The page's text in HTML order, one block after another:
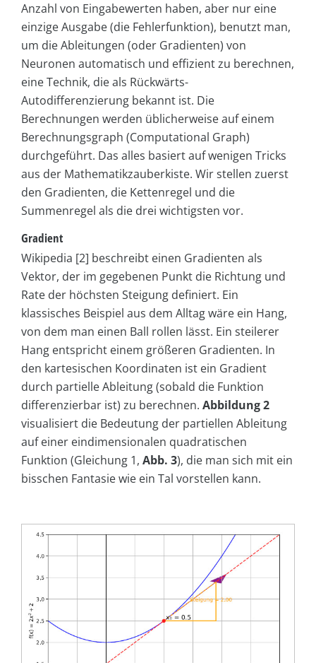
Anzahl von Eingabewerten haben, aber nur eine
einzige Ausgabe (die Fehlerfunktion), benutzt man,
um die Ableitungen (oder Gradienten) von
Neuronen automatisch und effizient zu berechnen,
eine Technik, die als Rückwärts-
Autodifferenzierung bekannt ist. Die
Berechnungen werden üblicherweise auf einem
Berechnungsgraph (Computational Graph)
durchgeführt. Das alles basiert auf wenigen Tricks
aus der Mathematikzauberkiste. Wir stellen zuerst
den Gradienten, die Kettenregel und die
Summenregel als die drei wichtigsten vor.
Gradient
Wikipedia [2] beschreibt einen Gradienten als
Vektor, der im gegebenen Punkt die Richtung und
Rate der höchsten Steigung definiert. Ein
klassisches Beispiel aus dem Alltag wäre ein Hang,
von dem man einen Ball rollen lässt. Ein steilerer
Hang entspricht einem größeren Gradienten. In
den kartesischen Koordinaten ist ein Gradient
durch partielle Ableitung (sobald die Funktion
differenzierbar ist) zu berechnen. Abbildung 2
visualisiert die Bedeutung der partiellen Ableitung
auf einer eindimensionalen quadratischen
Funktion (Gleichung 1, Abb. 3), die man sich mit ein
bisschen Fantasie wie ein Tal vorstellen kann.